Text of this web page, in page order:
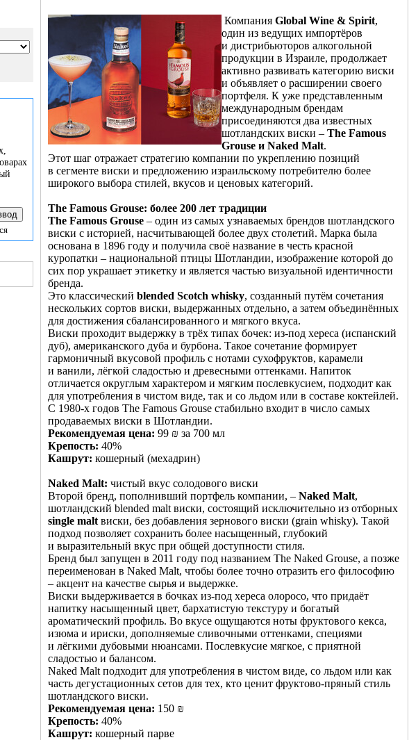
Компания Global Wine & Spirit,
один из ведущих импортёров
и дистрибьюторов алкогольной
продукции в Израиле, продолжает
активно развивать категорию виски
и объявляет о расширении своего
портфеля. К уже представленным
международным брендам
присоединяются два известных
шотландских виски – The Famous
Grouse и Naked Malt.
Этот шаг отражает стратегию компании по укреплению позиций
в сегменте виски и предложению израильскому потребителю более
широкого выбора стилей, вкусов и ценовых категорий.
The Famous Grouse: более 200 лет традиции
The Famous Grouse – один из самых узнаваемых брендов шотландского
виски с историей, насчитывающей более двух столетий. Марка была
основана в 1896 году и получила своё название в честь красной
куропатки – национальной птицы Шотландии, изображение которой до
сих пор украшает этикетку и является частью визуальной идентичности
бренда.
Это классический blended Scotch whisky, созданный путём сочетания
нескольких сортов виски, выдержанных отдельно, а затем объединённых
для достижения сбалансированного и мягкого вкуса.
Виски проходит выдержку в трёх типах бочек: из-под хереса (испанский
дуб), американского дуба и бурбона. Такое сочетание формирует
гармоничный вкусовой профиль с нотами сухофруктов, карамели
и ванили, лёгкой сладостью и древесными оттенками. Напиток
отличается округлым характером и мягким послевкусием, подходит как
для употребления в чистом виде, так и со льдом или в составе коктейлей.
С 1980-х годов The Famous Grouse стабильно входит в число самых
продаваемых виски в Шотландии.
Рекомендуемая цена: 99 ₪ за 700 мл
Крепость: 40%
Кашрут: кошерный (мехадрин)
Naked Malt: чистый вкус солодового виски
Второй бренд, пополнивший портфель компании, – Naked Malt,
шотландский blended malt виски, состоящий исключительно из отборных
single malt виски, без добавления зернового виски (grain whisky). Такой
подход позволяет сохранить более насыщенный, глубокий
и выразительный вкус при общей доступности стиля.
Бренд был запущен в 2011 году под названием The Naked Grouse, а позже
переименован в Naked Malt, чтобы более точно отразить его философию
– акцент на качестве сырья и выдержке.
Виски выдерживается в бочках из-под хереса олоросо, что придаёт
напитку насыщенный цвет, бархатистую текстуру и богатый
ароматический профиль. Во вкусе ощущаются ноты фруктового кекса,
изюма и ириски, дополняемые сливочными оттенками, специями
и лёгкими дубовыми нюансами. Послевкусие мягкое, с приятной
сладостью и балансом.
Naked Malt подходит для употребления в чистом виде, со льдом или как
часть дегустационных сетов для тех, кто ценит фруктово-пряный стиль
шотландского виски.
Рекомендуемая цена: 150 ₪
Крепость: 40%
Кашрут: кошерный парве